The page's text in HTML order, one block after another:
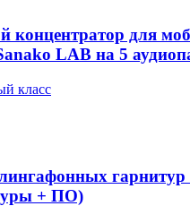
концентратор для
LAB на 5
класс
+ ПО)